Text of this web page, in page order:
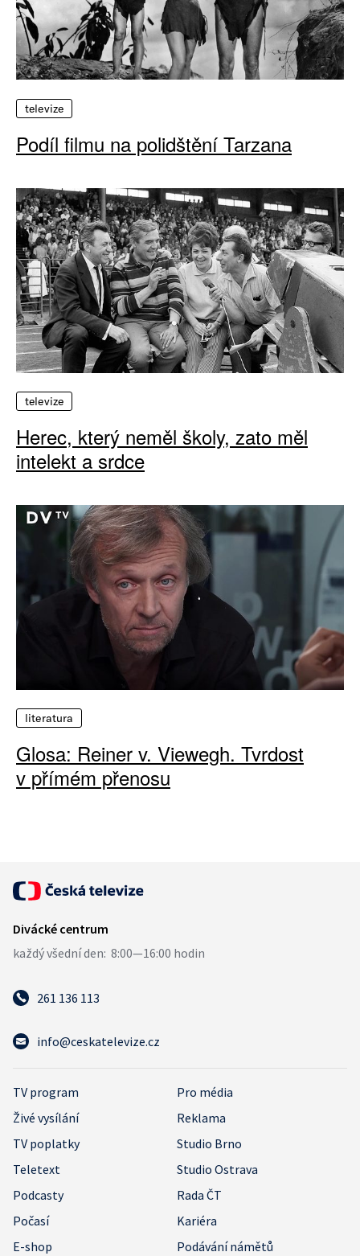
televize
Podíl filmu na polidštění Tarzana
televize
Herec, který neměl školy, zato měl
intelekt a srdce
literatura
Glosa: Reiner v. Viewegh. Tvrdost
v přímém přenosu
261 136 113
info@ceskatelevize.cz
TV program
Pro média
Živé vysílání
Reklama
TV poplatky
Studio Brno
Teletext
Studio Ostrava
Podcasty
Rada ČT
Počasí
Kariéra
E-shop
Podávání námětů